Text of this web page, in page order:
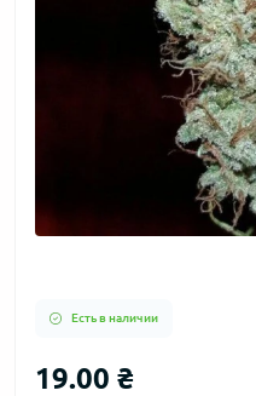
Есть в наличии
19.00 ₴